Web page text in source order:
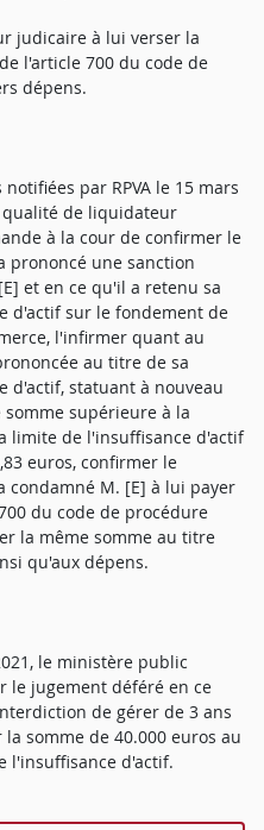
judicaire à lui verser la
l'article 700 du code de
dépens.
par RPVA le 15 mars
qualité de liquidateur
à la cour de confirmer le
prononcé une sanction
et en ce qu'il a retenu sa
d'actif sur le fondement de
l'infirmer quant au
au titre de sa
d'actif, statuant à nouveau
supérieure à la
limite de l'insuffisance d'actif
euros, confirmer le
M. [E] à lui payer
du code de procédure
la même somme au titre
qu'aux dépens.
le ministère public
le jugement déféré en ce
de gérer de 3 ans
somme de 40.000 euros au
l'insuffisance d'actif.